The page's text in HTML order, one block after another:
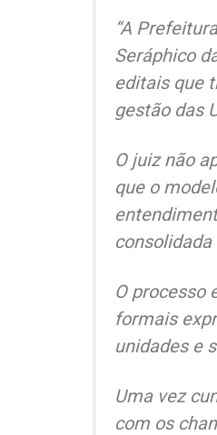
“A
Seráphico
editais que
gestão das
O juiz não
que o
consolidada
O processo
formais
unidades e
Uma vez
com os